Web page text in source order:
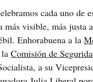
cada uno de
más visible, más justa
Enhorabuena a la
Comisión de
a su